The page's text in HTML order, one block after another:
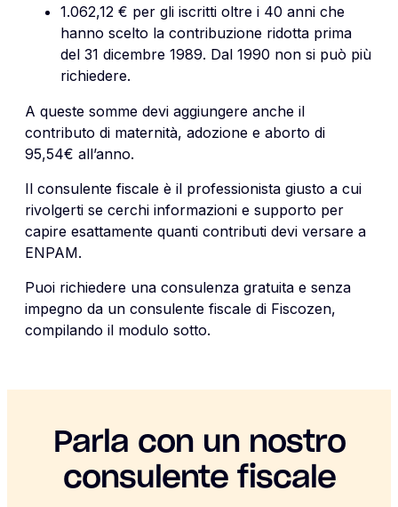
1.062,12 € per gli iscritti oltre i 40 anni che
hanno scelto la contribuzione ridotta prima
del 31 dicembre 1989. Dal 1990 non si può più
richiedere.
A queste somme devi aggiungere anche il
contributo di maternità, adozione e aborto di
95,54€ all’anno.
Il consulente fiscale è il professionista giusto a cui
rivolgerti se cerchi informazioni e supporto per
capire esattamente quanti contributi devi versare a
ENPAM.
Puoi richiedere una consulenza gratuita e senza
impegno da un consulente fiscale di Fiscozen,
compilando il modulo sotto.
Parla con un nostro
consulente fiscale